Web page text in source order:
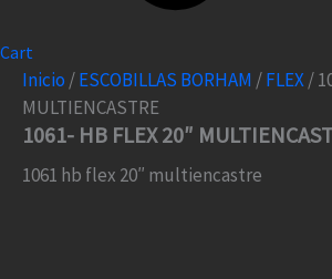
Cart
Inicio /ESCOBILLAS BORHAM /FLEX/
MULTIENCASTRE
1061- HB FLEX 20″
1061 hb flex 20″ multiencastre